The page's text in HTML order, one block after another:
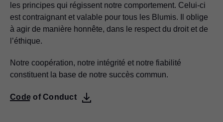
les principes qui régissent notre comportement. Celui-ci
est contraignant et valable pour tous les Blumis. Il oblige
à agir de manière honnête, dans le respect du droit et de
l’éthique.
Notre coopération, notre intégrité et notre fiabilité
constituent la base de notre succès commun.
Code of Conduct